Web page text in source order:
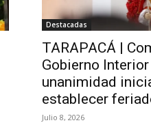
Destacadas
TARAPACÁ |
Gobierno
unanimidad
establecer
Julio 8, 2026